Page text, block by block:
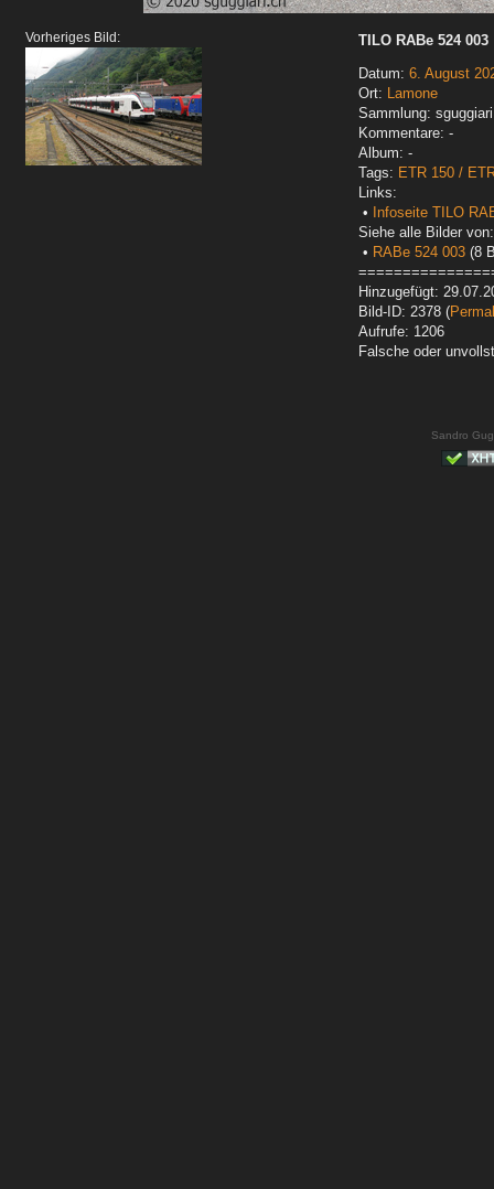
Vorheriges Bild:
TILO RABe 524 003
Datum: 6. August
Ort: Lamone
Sammlung:
Kommentare: -
Album: -
Tags: ETR 150 /
Links:
•
Infoseite TILO
Siehe alle Bilder von:
• RABe 524 003 (8
Hinzugefügt:
Bild-ID: 2378 (
Aufrufe: 1206
Falsche oder
Sandro